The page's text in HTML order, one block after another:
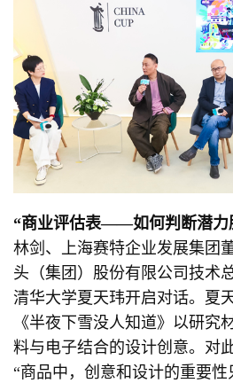
“商业评估表——如何判断潜力
林剑、上海赛特企业发展集团
头（集团）股份有限公司技术
清华大学夏天玮开启对话。夏
《半夜下雪没人知道》以研究
料与电子结合的设计创意。对
“商品中，创意和设计的重要性